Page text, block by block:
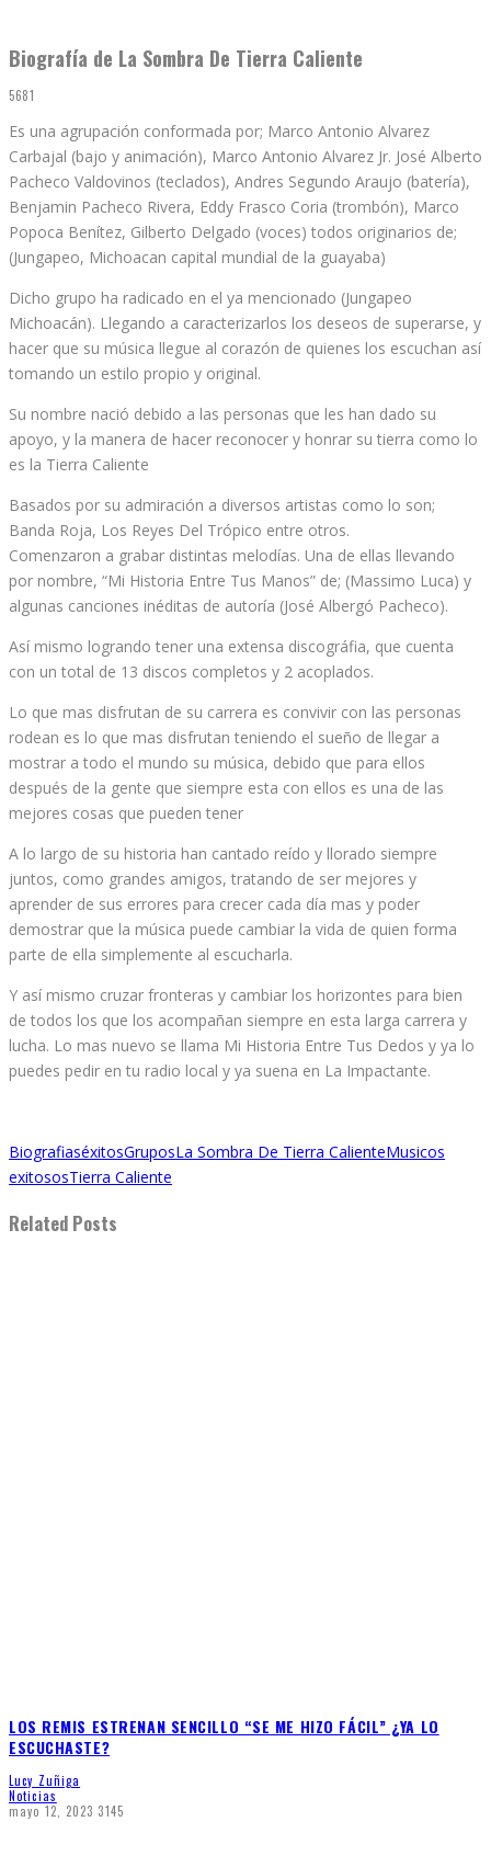
Biografía de La Sombra De Tierra Caliente
5681
Es una agrupación conformada por; Marco Antonio Alvarez
Carbajal (bajo y animación), Marco Antonio Alvarez Jr. José Alberto
Pacheco Valdovinos (teclados), Andres Segundo Araujo (batería),
Benjamin Pacheco Rivera, Eddy Frasco Coria (trombón), Marco
Popoca Benítez, Gilberto Delgado (voces) todos originarios de;
(Jungapeo, Michoacan capital mundial de la guayaba)
Dicho grupo ha radicado en el ya mencionado (Jungapeo
Michoacán). Llegando a caracterizarlos los deseos de superarse, y
hacer que su música llegue al corazón de quienes los escuchan así
tomando un estilo propio y original.
Su nombre nació debido a las personas que les han dado su
apoyo, y la manera de hacer reconocer y honrar su tierra como lo
es la Tierra Caliente
Basados por su admiración a diversos artistas como lo son;
Banda Roja, Los Reyes Del Trópico entre otros.
Comenzaron a grabar distintas melodías. Una de ellas llevando
por nombre, “Mi Historia Entre Tus Manos” de; (Massimo Luca) y
algunas canciones inéditas de autoría (José Albergó Pacheco).
Así mismo logrando tener una extensa discográfia, que cuenta
con un total de 13 discos completos y 2 acoplados.
Lo que mas disfrutan de su carrera es convivir con las personas
rodean es lo que mas disfrutan teniendo el sueño de llegar a
mostrar a todo el mundo su música, debido que para ellos
después de la gente que siempre esta con ellos es una de las
mejores cosas que pueden tener
A lo largo de su historia han cantado reído y llorado siempre
juntos, como grandes amigos, tratando de ser mejores y
aprender de sus errores para crecer cada día mas y poder
demostrar que la música puede cambiar la vida de quien forma
parte de ella simplemente al escucharla.
Y así mismo cruzar fronteras y cambiar los horizontes para bien
de todos los que los acompañan siempre en esta larga carrera y
lucha. Lo mas nuevo se llama Mi Historia Entre Tus Dedos y ya lo
puedes pedir en tu radio local y ya suena en La Impactante.
BiografiaséxitosGruposLa Sombra De Tierra CalienteMusicos
exitososTierra Caliente
Related Posts
LOS REMIS ESTRENAN SENCILLO “SE ME HIZO FÁCIL” ¿YA LO
ESCUCHASTE?
Lucy Zuñiga
Noticias
mayo 12, 2023 3145